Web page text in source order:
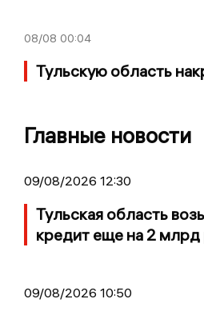
08/08 00:04
Тульскую область
Главные новости
09/08/2026 12:30
Тульская область
кредит еще на 2 млрд
09/08/2026 10:50